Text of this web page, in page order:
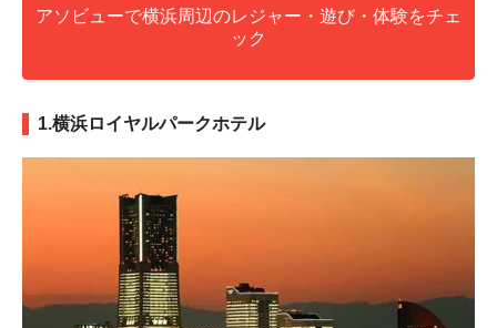
アソビューで横浜周辺のレジャー・遊び・体験をチェ
ック
1.横浜ロイヤルパークホテル